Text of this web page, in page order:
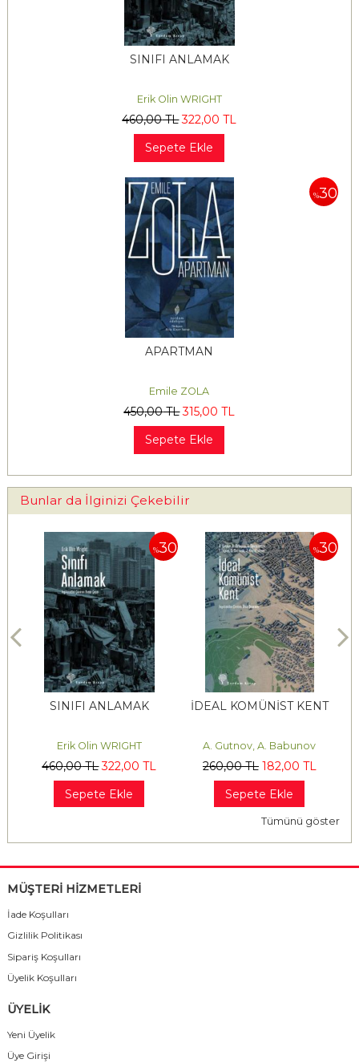
SINIFI ANLAMAK
Erik Olin WRIGHT
460,00TL 322,00 TL
Sepete Ekle
%30
APARTMAN
Emile ZOLA
450,00TL 315,00 TL
Sepete Ekle
Bunlar da İlginizi Çekebilir
%30
SINIFI ANLAMAK
Erik Olin WRIGHT
460,00TL 322,00 TL
Sepete Ekle
%30
İDEAL KOMÜNİST KENT
A. Gutnov, A. Babunov
260,00TL 182,00 TL
Sepete Ekle
Tümünü göster
MÜŞTERİ HİZMETLERİ
İade Koşulları
Gizlilik Politikası
Sipariş Koşulları
Üyelik Koşulları
ÜYELİK
Yeni Üyelik
Üye Girişi